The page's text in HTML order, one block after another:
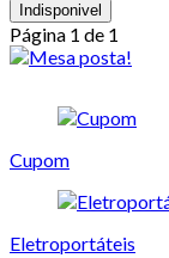
Indisponivel
Página 1 de 1
Cupom
Eletroportáteis